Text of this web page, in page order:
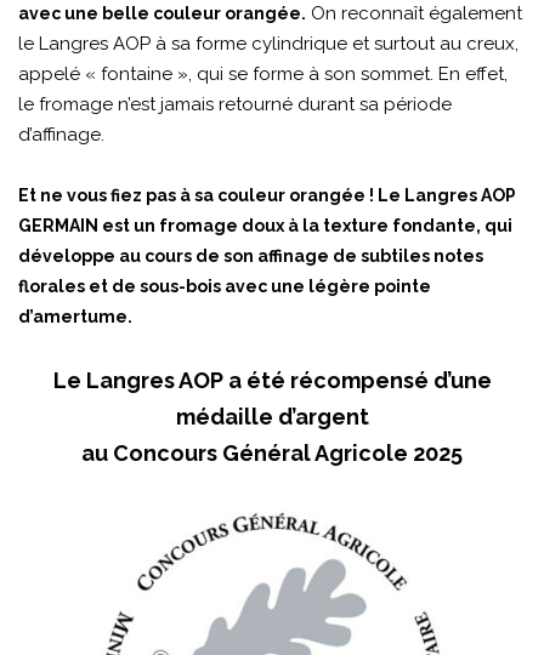
avec une belle couleur orangée. On reconnaît également
le Langres AOP à sa forme cylindrique et surtout au creux,
appelé « fontaine », qui se forme à son sommet. En effet,
le fromage n’est jamais retourné durant sa période
d’affinage.
Et ne vous fiez pas à sa couleur orangée ! Le Langres AOP
GERMAIN est un fromage doux à la texture fondante, qui
développe au cours de son affinage de subtiles notes
florales et de sous-bois avec une légère pointe
d’amertume.
Le Langres AOP a été récompensé d’une
médaille d’argent
au Concours Général Agricole 2025